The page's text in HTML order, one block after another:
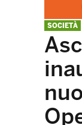
SOCIETÀ